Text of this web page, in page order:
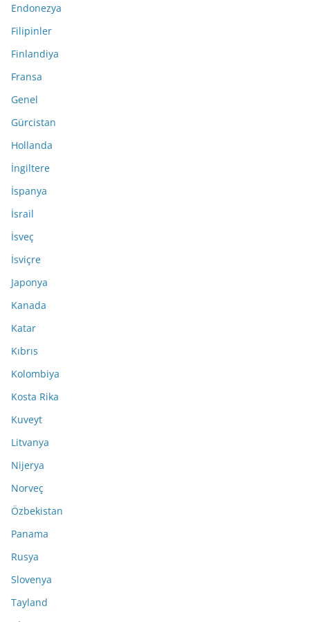
Endonezya
Filipinler
Finlandiya
Fransa
Genel
Gürcistan
Hollanda
İngiltere
İspanya
İsrail
İsveç
İsviçre
Japonya
Kanada
Katar
Kıbrıs
Kolombiya
Kosta Rika
Kuveyt
Litvanya
Nijerya
Norveç
Özbekistan
Panama
Rusya
Slovenya
Tayland